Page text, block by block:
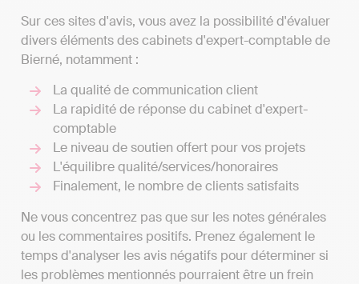
Sur ces sites d'avis, vous avez la possibilité d'évaluer
divers éléments des cabinets d'expert-comptable de
Bierné, notamment :
La qualité de communication client
La rapidité de réponse du cabinet d'expert-
comptable
Le niveau de soutien offert pour vos projets
L'équilibre qualité/services/honoraires
Finalement, le nombre de clients satisfaits
Ne vous concentrez pas que sur les notes générales
ou les commentaires positifs. Prenez également le
temps d'analyser les avis négatifs pour déterminer si
les problèmes mentionnés pourraient être un frein